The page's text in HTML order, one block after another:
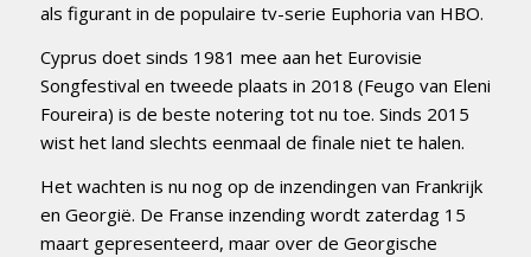
als figurant in de populaire tv-serie Euphoria van HBO.
Cyprus doet sinds 1981 mee aan het Eurovisie
Songfestival en tweede plaats in 2018 (Feugo van Eleni
Foureira) is de beste notering tot nu toe. Sinds 2015
wist het land slechts eenmaal de finale niet te halen.
Het wachten is nu nog op de inzendingen van Frankrijk
en Georgië. De Franse inzending wordt zaterdag 15
maart gepresenteerd, maar over de Georgische